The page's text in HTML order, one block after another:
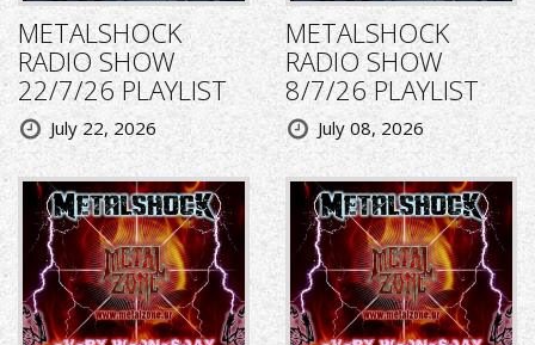
METALSHOCK
RADIO SHOW
22/7/26 PLAYLIST
July 22, 2026
METALSHOCK
RADIO SHOW
8/7/26 PLAYLIST
July 08, 2026